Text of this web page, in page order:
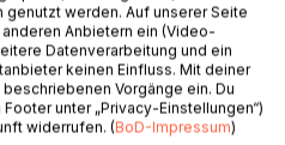
mit über fünfzig
diesem Buch zu Wort
einen Ausschnitt der
lassen. Sie erzählen von
Kindheit, ihrer teils
auch spannenden Arbeit,
werden. Auf unserer Seite
Anbietern ein (Video-
Datenverarbeitung und ein
keinen Einfluss. Mit deiner
Vorgänge ein. Du
unter „Privacy-Einstellungen“)
widerrufen. (BoD-Impressum)